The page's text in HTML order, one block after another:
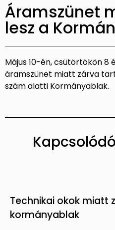
Áramszünet
lesz a
Május 10-én, csütörtökön 8
áramszünet miatt zárva
szám alatti Kormányablak.
Technikai okok miatt
kormányablak